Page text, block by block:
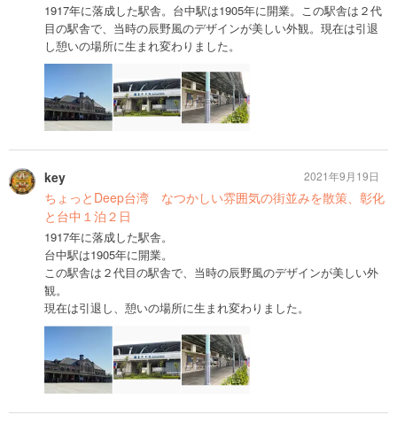
1917年に落成した駅舎。台中駅は1905年に開業。この駅舎は２代
目の駅舎で、当時の辰野風のデザインが美しい外観。現在は引退
し憩いの場所に生まれ変わりました。
key
ちょっとDeep台湾 なつかしい雰囲気の街並みを散策、彰化
と台中１泊２日
1917年に落成した駅舎。
台中駅は1905年に開業。
この駅舎は２代目の駅舎で、当時の辰野風のデザインが美しい外
観。
現在は引退し、憩いの場所に生まれ変わりました。
2021年9月19日